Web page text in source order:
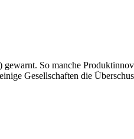
So manche
Gesellschaften die